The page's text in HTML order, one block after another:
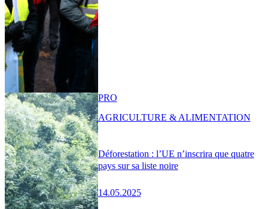
Déforestation : l’UE n’inscrira que quatre
pays sur sa liste noire
14.05.2025
PRO
AGRICULTURE & ALIMENTATION